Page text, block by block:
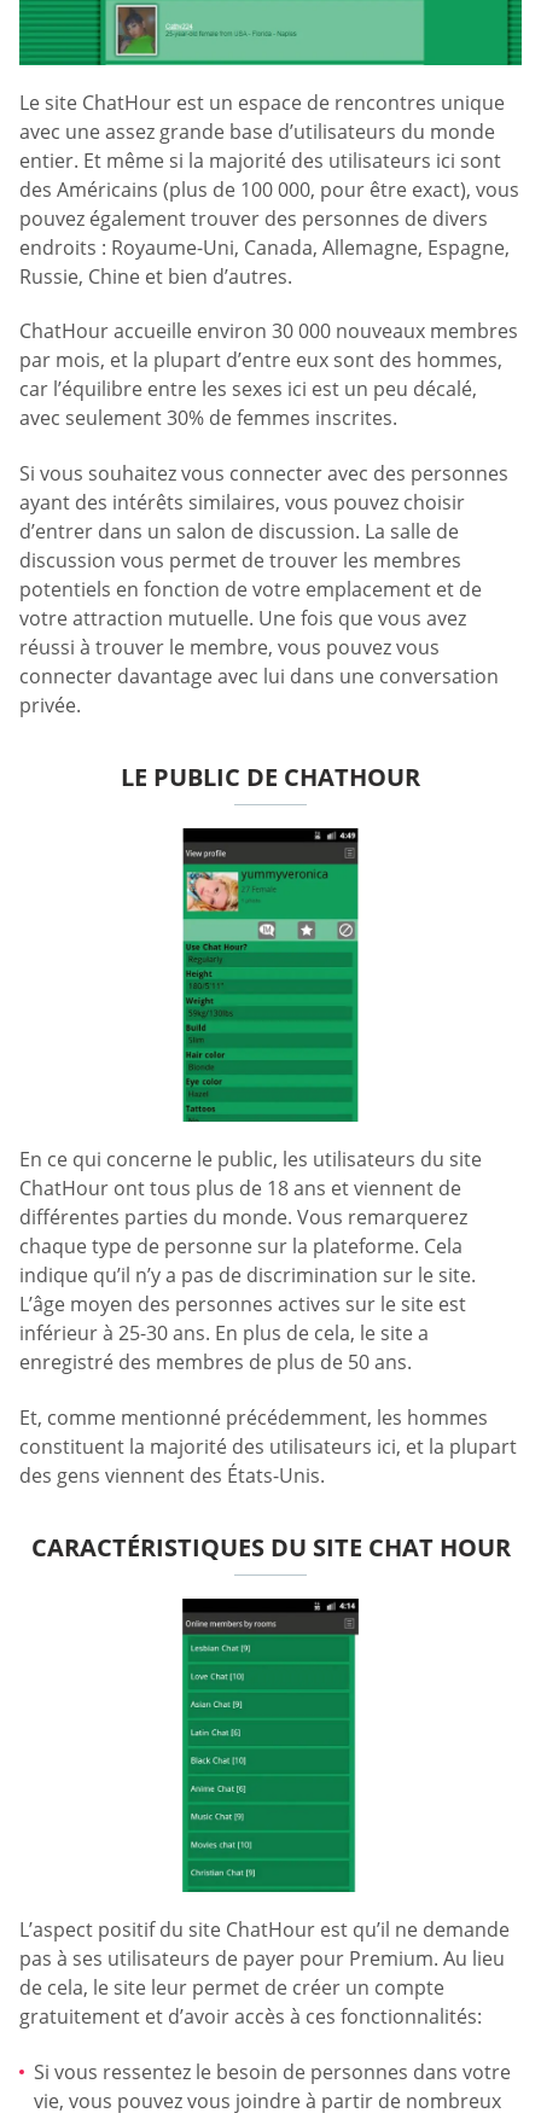
Le site ChatHour est un espace de rencontres unique
avec une assez grande base d’utilisateurs du monde
entier. Et même si la majorité des utilisateurs ici sont
des Américains (plus de 100 000, pour être exact), vous
pouvez également trouver des personnes de divers
endroits : Royaume-Uni, Canada, Allemagne, Espagne,
Russie, Chine et bien d’autres.
ChatHour accueille environ 30 000 nouveaux membres
par mois, et la plupart d’entre eux sont des hommes,
car l’équilibre entre les sexes ici est un peu décalé,
avec seulement 30% de femmes inscrites.
Si vous souhaitez vous connecter avec des personnes
ayant des intérêts similaires, vous pouvez choisir
d’entrer dans un salon de discussion. La salle de
discussion vous permet de trouver les membres
potentiels en fonction de votre emplacement et de
votre attraction mutuelle. Une fois que vous avez
réussi à trouver le membre, vous pouvez vous
connecter davantage avec lui dans une conversation
privée.
LE PUBLIC DE CHATHOUR
En ce qui concerne le public, les utilisateurs du site
ChatHour ont tous plus de 18 ans et viennent de
différentes parties du monde. Vous remarquerez
chaque type de personne sur la plateforme. Cela
indique qu’il n’y a pas de discrimination sur le site.
L’âge moyen des personnes actives sur le site est
inférieur à 25-30 ans. En plus de cela, le site a
enregistré des membres de plus de 50 ans.
Et, comme mentionné précédemment, les hommes
constituent la majorité des utilisateurs ici, et la plupart
des gens viennent des États-Unis.
CARACTÉRISTIQUES DU SITE CHAT HOUR
L’aspect positif du site ChatHour est qu’il ne demande
pas à ses utilisateurs de payer pour Premium. Au lieu
de cela, le site leur permet de créer un compte
gratuitement et d’avoir accès à ces fonctionnalités:
Si vous ressentez le besoin de personnes dans votre
vie, vous pouvez vous joindre à partir de nombreux